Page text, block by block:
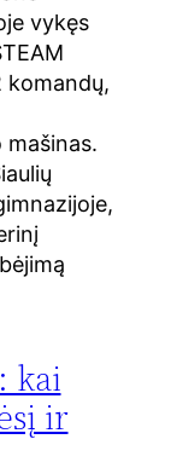
vykęs
komandų,
kai
ir